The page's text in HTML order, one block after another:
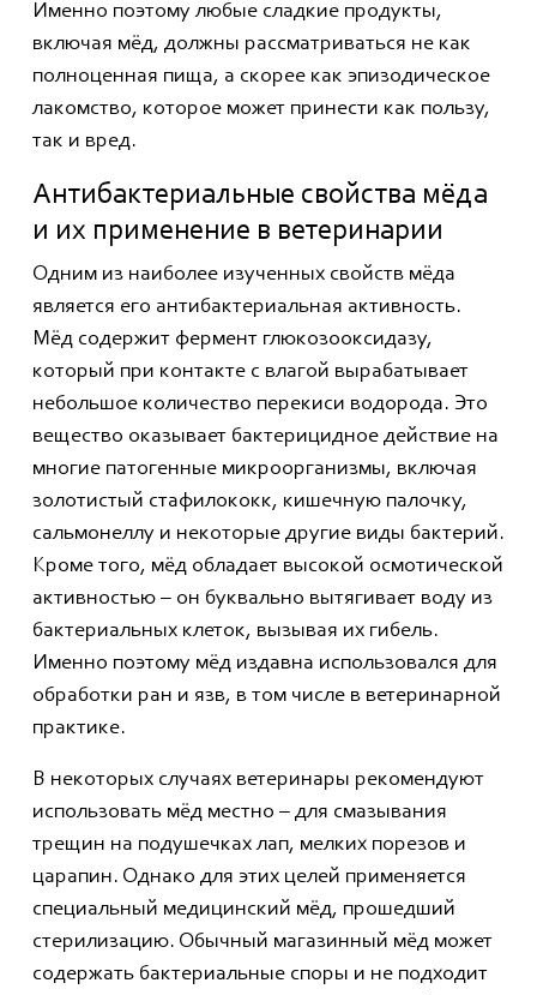
Именно поэтому любые сладкие продукты,
включая мёд, должны рассматриваться не как
полноценная пища, а скорее как эпизодическое
лакомство, которое может принести как пользу,
так и вред.
Антибактериальные свойства мёда
и их применение в ветеринарии
Одним из наиболее изученных свойств мёда
является его антибактериальная активность.
Мёд содержит фермент глюкозооксидазу,
который при контакте с влагой вырабатывает
небольшое количество перекиси водорода. Это
вещество оказывает бактерицидное действие на
многие патогенные микроорганизмы, включая
золотистый стафилококк, кишечную палочку,
сальмонеллу и некоторые другие виды бактерий.
Кроме того, мёд обладает высокой осмотической
активностью – он буквально вытягивает воду из
бактериальных клеток, вызывая их гибель.
Именно поэтому мёд издавна использовался для
обработки ран и язв, в том числе в ветеринарной
практике.
В некоторых случаях ветеринары рекомендуют
использовать мёд местно – для смазывания
трещин на подушечках лап, мелких порезов и
царапин. Однако для этих целей применяется
специальный медицинский мёд, прошедший
стерилизацию. Обычный магазинный мёд может
содержать бактериальные споры и не подходит